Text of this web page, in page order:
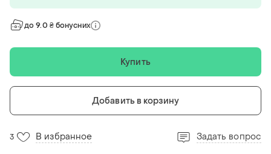
до 9.0 ₴ бонусних
Купить
Добавить в корзину
3 В избранное Задать вопрос